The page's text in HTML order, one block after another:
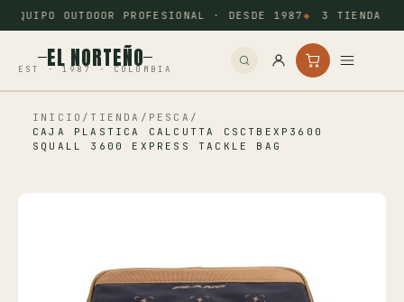
EQUIPO OUTDOOR PROFESIONAL · DESDE 1987 3 TIENDAS:
EL NORTEÑO
EST · 1987 · COLOMBIA
Inicio
INICIO / TIENDA / PESCA /
CAJA PLASTICA CALCUTTA CSCTBEXP3600
SQUALL 3600 EXPRESS TACKLE BAG